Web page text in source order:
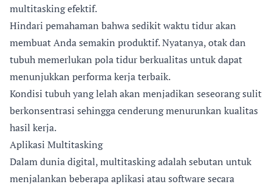
multitasking efektif.
Hindari pemahaman bahwa sedikit waktu tidur akan
membuat Anda semakin produktif. Nyatanya, otak dan
tubuh memerlukan pola tidur berkualitas untuk dapat
menunjukkan performa kerja terbaik.
Kondisi tubuh yang lelah akan menjadikan seseorang sulit
berkonsentrasi sehingga cenderung menurunkan kualitas
hasil kerja.
Aplikasi Multitasking
Dalam dunia digital, multitasking adalah sebutan untuk
menjalankan beberapa aplikasi atau software secara